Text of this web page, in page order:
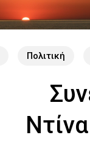
to
Πολιτική